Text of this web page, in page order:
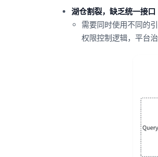
湖仓割裂，缺乏统一接口
需要同时使用不同的
权限控制逻辑，平台